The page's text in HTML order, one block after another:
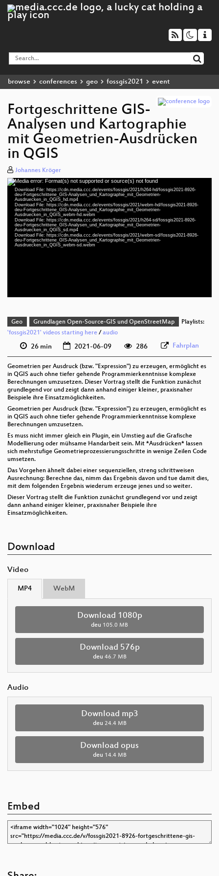
browse conferences geo fossgis2021 event
Fortgeschrittene GIS-
Analysen und Kartographie
mit Geometrien-Ausdrücken
in QGIS
Johannes Kröger
Video
Player
Media error: Format(s) not supported or source(s) not found
Download File: https://cdn.media.ccc.de/events/fossgis/2021/h264-hd/fossgis2021-8926-
deu-Fortgeschrittene_GIS-Analysen_und_Kartographie_mit_Geometrien-
Ausdruecken_in_QGIS_hd.mp4
Download File: https://cdn.media.ccc.de/events/fossgis/2021/webm-hd/fossgis2021-8926-
deu-Fortgeschrittene_GIS-Analysen_und_Kartographie_mit_Geometrien-
Ausdruecken_in_QGIS_webm-hd.webm
Download File: https://cdn.media.ccc.de/events/fossgis/2021/h264-sd/fossgis2021-8926-
deu-Fortgeschrittene_GIS-Analysen_und_Kartographie_mit_Geometrien-
Ausdruecken_in_QGIS_sd.mp4
Download File: https://cdn.media.ccc.de/events/fossgis/2021/webm-sd/fossgis2021-8926-
deu-Fortgeschrittene_GIS-Analysen_und_Kartographie_mit_Geometrien-
Ausdruecken_in_QGIS_webm-sd.webm
deu 1080p (mp4)
deu 1080p (webm)
Geo Grundlagen Open-Source-GIS und OpenStreetMap
Playlists:
'fossgis2021' videos starting here /audio
26 min 2021-06-09 286 Fahrplan
Geometrien per Ausdruck (bzw. "Expression") zu erzeugen, ermöglicht es
in QGIS auch ohne tiefer gehende Programmierkenntnisse komplexe
Berechnungen umzusetzen. Dieser Vortrag stellt die Funktion zunächst
grundlegend vor und zeigt dann anhand einiger kleiner, praxisnaher
Beispiele ihre Einsatzmöglichkeiten.
Geometrien per Ausdruck (bzw. "Expression") zu erzeugen, ermöglicht es
in QGIS auch ohne tiefer gehende Programmierkenntnisse komplexe
Berechnungen umzusetzen.
Es muss nicht immer gleich ein Plugin, ein Umstieg auf die Grafische
Modellierung oder mühsame Handarbeit sein. Mit *Ausdrücken* lassen
sich mehrstufige Geometrieprozessierungsschritte in wenige Zeilen Code
umsetzen.
Das Vorgehen ähnelt dabei einer sequenziellen, streng schrittweisen
Ausrechnung: Berechne das, nimm das Ergebnis davon und tue damit dies,
mit dem folgenden Ergebnis wiederum erzeuge jenes und so weiter.
Dieser Vortrag stellt die Funktion zunächst grundlegend vor und zeigt
dann anhand einiger kleiner, praxisnaher Beispiele ihre
Einsatzmöglichkeiten.
Download
Video
MP4 WebM
Download 1080p
deu 105.0 MB
Download 576p
deu 46.7 MB
Audio
Download mp3
deu 24.4 MB
Download opus
deu 14.4 MB
Embed